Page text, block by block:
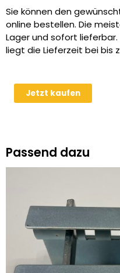
Sie können den
online bestellen. Die
Lager und sofort
liegt die Lieferzeit bei bis
Humbaur
HUK
Rückwärtskipper
Kipper
Jetzt kaufen
Passend dazu